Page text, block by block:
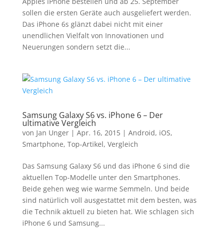
sollen die ersten Geräte auch ausgeliefert werden.
Das iPhone 6s glänzt dabei nicht mit einer
unendlichen Vielfalt von Innovationen und
Neuerungen sondern setzt die...
Samsung Galaxy S6 vs. iPhone 6 – Der
ultimative Vergleich
von Jan Unger| Apr. 16, 2015| Android, iOS,
Smartphone, Top-Artikel, Vergleich
Das Samsung Galaxy S6 und das iPhone 6 sind die
aktuellen Top-Modelle unter den Smartphones.
Beide gehen weg wie warme Semmeln. Und beide
sind natürlich voll ausgestattet mit dem besten, was
die Technik aktuell zu bieten hat. Wie schlagen sich
iPhone 6 und Samsung...